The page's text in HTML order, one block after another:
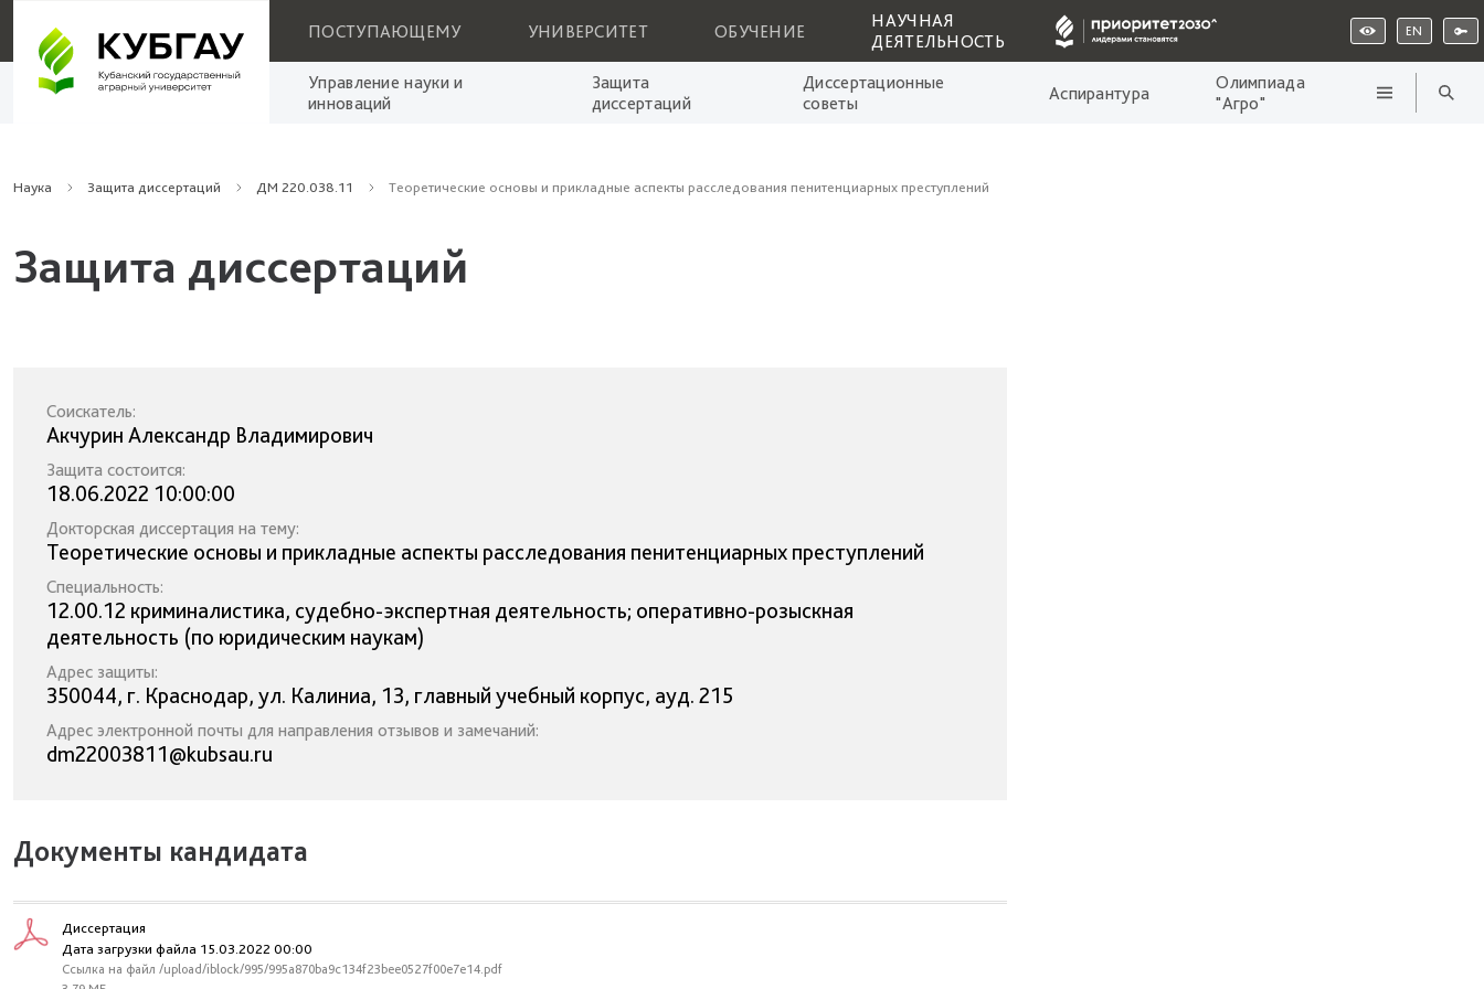
ПОСТУПАЮЩЕМУ УНИВЕРСИТЕТ ОБУЧЕНИЕ
НАУЧНАЯ
ДЕЯТЕЛЬНОСТЬ
EN
Управление науки и
инноваций
Защита
диссертаций
Диссертационные
советы
Аспирантура
Олимпиада
"Агро"
Наука Защита диссертаций ДМ 220.038.11 Теоретические основы и прикладные аспекты расследования пенитенциарных преступлений
Защита диссертаций
Соискатель:
Акчурин Александр Владимирович
Защита состоится:
18.06.2022 10:00:00
Докторская диссертация на тему:
Теоретические основы и прикладные аспекты расследования пенитенциарных преступлений
Специальность:
12.00.12 криминалистика, судебно-экспертная деятельность; оперативно-розыскная
деятельность (по юридическим наукам)
Адрес защиты:
350044, г. Краснодар, ул. Калиниа, 13, главный учебный корпус, ауд. 215
Адрес электронной почты для направления отзывов и замечаний:
dm22003811@kubsau.ru
Документы кандидата
Диссертация
Дата загрузки файла 15.03.2022 00:00
Ссылка на файл /upload/iblock/995/995a870ba9c134f23bee0527f00e7e14.pdf